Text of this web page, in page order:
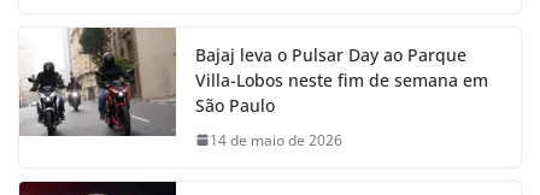
Bajaj leva o Pulsar Day ao Parque
Villa-Lobos neste fim de semana em
São Paulo
14 de maio de 2026